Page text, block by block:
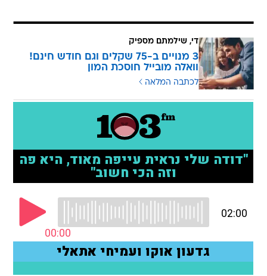
די, שילמתם מספיק
3 מנויים ב-75 שקלים וגם חודש חינם!
וואלה מובייל חוסכת המון
לכתבה המלאה